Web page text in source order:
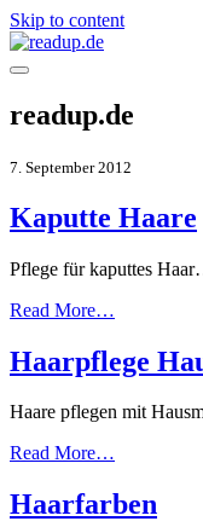
Skip to content
readup.de
7. September 2012
Kaputte Haare
Pflege für kaputtes
Read More…
Haarpflege
Haare pflegen mit
Read More…
Haarfarben